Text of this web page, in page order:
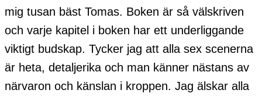
mig tusan bäst Tomas. Boken är så välskriven
och varje kapitel i boken har ett underliggande
viktigt budskap. Tycker jag att alla sex scenerna
är heta, detaljerika och man känner nästans av
närvaron och känslan i kroppen. Jag älskar alla